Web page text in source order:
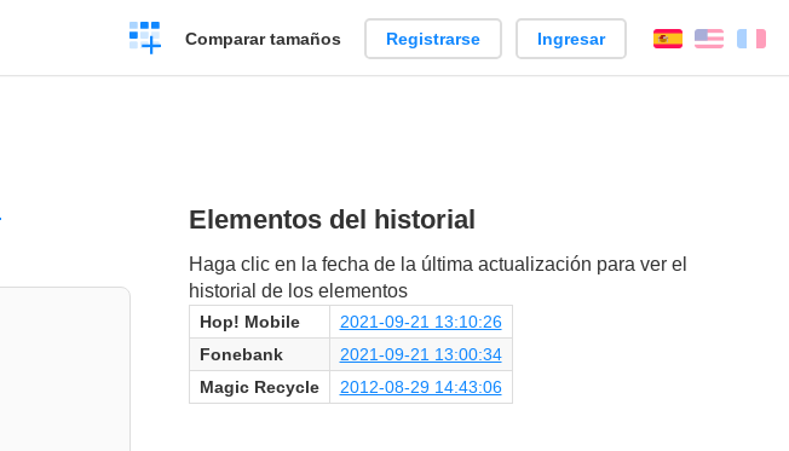
Crear
una
Comparar tamaños Registrarse Ingresar EspañolEnglish
Elementos del historial
Haga clic en la fecha de la última actualización para ver el
historial de los elementos
Hop! Mobile
2021-09-21 13:10:26
Fonebank
2021-09-21 13:00:34
Magic Recycle
2012-08-29 14:43:06